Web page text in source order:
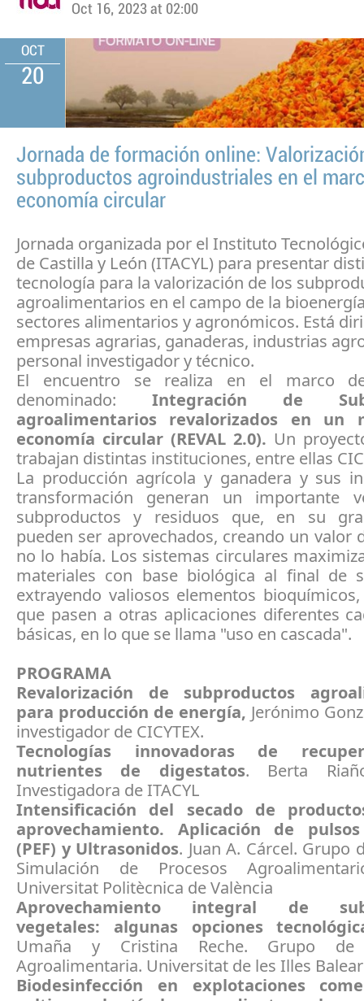
Oct 16, 2023 at 02:00
OCT
20
Jornada de formación online:
subproductos agroindustriales en el
economía circular
Jornada organizada por el Instituto
de Castilla y León (ITACYL) para presentar
tecnología para la valorización de los
agroalimentarios en el campo de la
sectores alimentarios y agronómicos. Está
empresas agrarias, ganaderas, industrias
personal investigador y técnico.
El encuentro se realiza en el marco
denominado:Integración de
agroalimentarios revalorizados en un
economía circular (REVAL 2.0). Un
trabajan distintas instituciones, entre ellas
La producción agrícola y ganadera y sus
transformación generan un importante
subproductos y residuos que, en su
pueden ser aprovechados, creando un valor
no lo había. Los sistemas circulares
materiales con base biológica al final de
extrayendo valiosos elementos
que pasen a otras aplicaciones diferentes
básicas, en lo que se llama "uso en cascada".
PROGRAMA
Revalorización de subproductos
para producción de energía, Jerónimo
investigador de CICYTEX.
Tecnologías innovadoras de
nutrientes de digestatos. Berta
Investigadora de ITACYL
Intensificación del secado de
aprovechamiento. Aplicación de
(PEF) y Ultrasonidos. Juan A. Cárcel. Grupo
Simulación de Procesos
Universitat Politècnica de València
Aprovechamiento integral de
vegetales: algunas opciones
Umaña y Cristina Reche. Grupo de
Agroalimentaria. Universitat de les Illes
Biodesinfección en explotaciones